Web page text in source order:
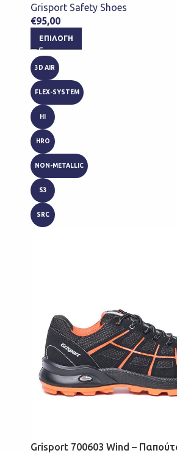
Grisport Safety Shoes
€95,00
ΕΠΙΛΟΓΉ
3D AIR
FLEX-SYSTEM
HI
HRO
NON-METALLIC
S3
SRC
Grisport 700603 Wind –